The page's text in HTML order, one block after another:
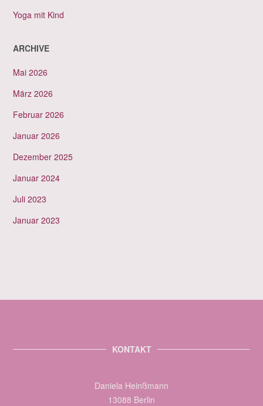
Yoga mit Kind
ARCHIVE
Mai 2026
März 2026
Februar 2026
Januar 2026
Dezember 2025
Januar 2024
Juli 2023
Januar 2023
KONTAKT
Daniela Heinßmann
13088 Berlin